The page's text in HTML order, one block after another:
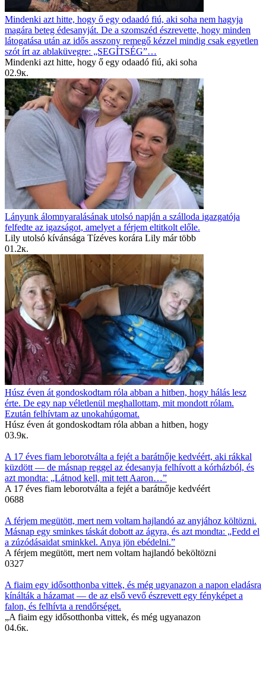
Mindenki azt hitte, hogy ő egy odaadó fiú, aki soha nem hagyja
magára beteg édesanyját. De a szomszéd észrevette, hogy minden
látogatása után az idős asszony remegő kézzel mindig csak egyetlen
szót írt az ablaküvegre: „SEGÍTSÉG”…
Mindenki azt hitte, hogy ő egy odaadó fiú, aki soha
02.9к.
Lányunk álomnyaralásának utolsó napján a szálloda igazgatója
felfedte az igazságot, amelyet a férjem eltitkolt előle.
Lily utolsó kívánsága Tízéves korára Lily már több
01.2к.
Húsz éven át gondoskodtam róla abban a hitben, hogy hálás lesz
érte. De egy nap véletlenül meghallottam, mit mondott rólam.
Ezután felhívtam az unokahúgomat.
Húsz éven át gondoskodtam róla abban a hitben, hogy
03.9к.
A 17 éves fiam leborotválta a fejét a barátnője kedvéért, aki rákkal
küzdött — de másnap reggel az édesanyja felhívott a kórházból, és
azt mondta: „Látnod kell, mit tett Aaron…”
A 17 éves fiam leborotválta a fejét a barátnője kedvéért
0688
A férjem megütött, mert nem voltam hajlandó az anyjához költözni.
Másnap egy sminkes táskát dobott az ágyra, és azt mondta: „Fedd el
a zúzódásaidat sminkkel. Anya jön ebédelni.”
A férjem megütött, mert nem voltam hajlandó beköltözni
0327
A fiaim egy idősotthonba vittek, és még ugyanazon a napon eladásra
kínálták a házamat — de az első vevő észrevett egy fényképet a
falon, és felhívta a rendőrséget.
„A fiaim egy idősotthonba vittek, és még ugyanazon
04.6к.